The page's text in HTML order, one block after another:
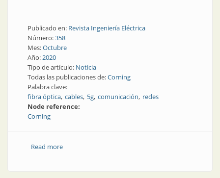
Publicado en: Revista Ingeniería Eléctrica
Número:358
Mes:Octubre
Año:2020
Tipo de artículo: Noticia
Todas las publicaciones de:Corning
Palabra clave:
fibra óptica cables 5g comunicación redes
Node reference:
Corning
Read moreabout Parte de la historia del 5G